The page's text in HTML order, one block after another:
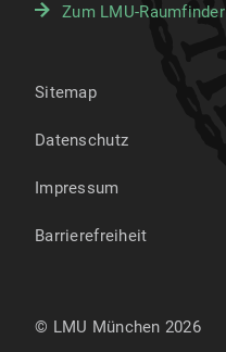
Zum LMU-Raumfinder
Sitemap
Datenschutz
Impressum
Barrierefreiheit
© LMU München 2026